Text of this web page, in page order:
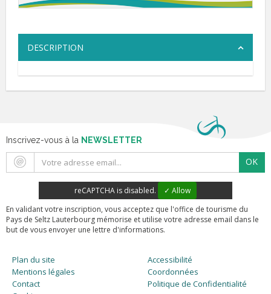
DESCRIPTION
Inscrivez-vous à la NEWSLETTER
OK
reCAPTCHA is disabled.
✓ Allow
En validant votre inscription, vous acceptez que l'office de tourisme du
Pays de Seltz Lauterbourg mémorise et utilise votre adresse email dans le
but de vous envoyer une lettre d'informations.
Plan du site
Accessibilité
Mentions légales
Coordonnées
Contact
Politique de Confidentialité